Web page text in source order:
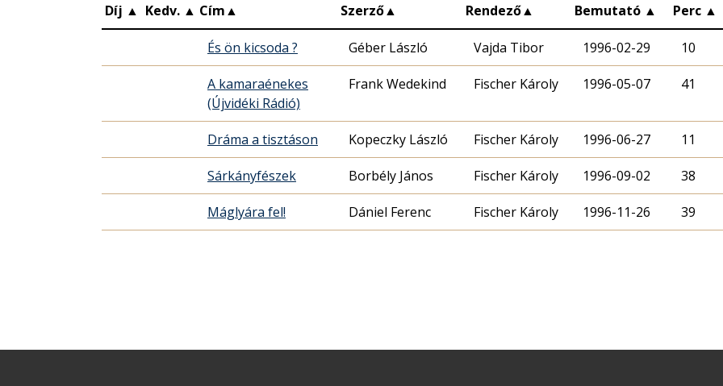
Díj ▲ Kedv. ▲ Cím▲ Szerző▲ Rendező▲ Bemutató ▲ Perc ▲
És ön kicsoda ? Géber László Vajda Tibor 1996-02-29 10
A kamaraénekes
(Újvidéki Rádió)
Frank Wedekind Fischer Károly 1996-05-07 41
Dráma a tisztáson Kopeczky László Fischer Károly 1996-06-27 11
Sárkányfészek Borbély János Fischer Károly 1996-09-02 38
Máglyára fel! Dániel Ferenc Fischer Károly 1996-11-26 39